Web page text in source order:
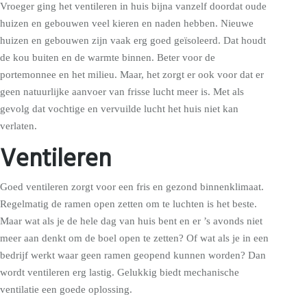
Vroeger ging het ventileren in huis bijna vanzelf doordat oude
huizen en gebouwen veel kieren en naden hebben. Nieuwe
huizen en gebouwen zijn vaak erg goed geïsoleerd. Dat houdt
de kou buiten en de warmte binnen. Beter voor de
portemonnee en het milieu. Maar, het zorgt er ook voor dat er
geen natuurlijke aanvoer van frisse lucht meer is. Met als
gevolg dat vochtige en vervuilde lucht het huis niet kan
verlaten.
Ventileren
Goed ventileren zorgt voor een fris en gezond binnenklimaat.
Regelmatig de ramen open zetten om te luchten is het beste.
Maar wat als je de hele dag van huis bent en er ’s avonds niet
meer aan denkt om de boel open te zetten? Of wat als je in een
bedrijf werkt waar geen ramen geopend kunnen worden? Dan
wordt ventileren erg lastig. Gelukkig biedt mechanische
ventilatie een goede oplossing.